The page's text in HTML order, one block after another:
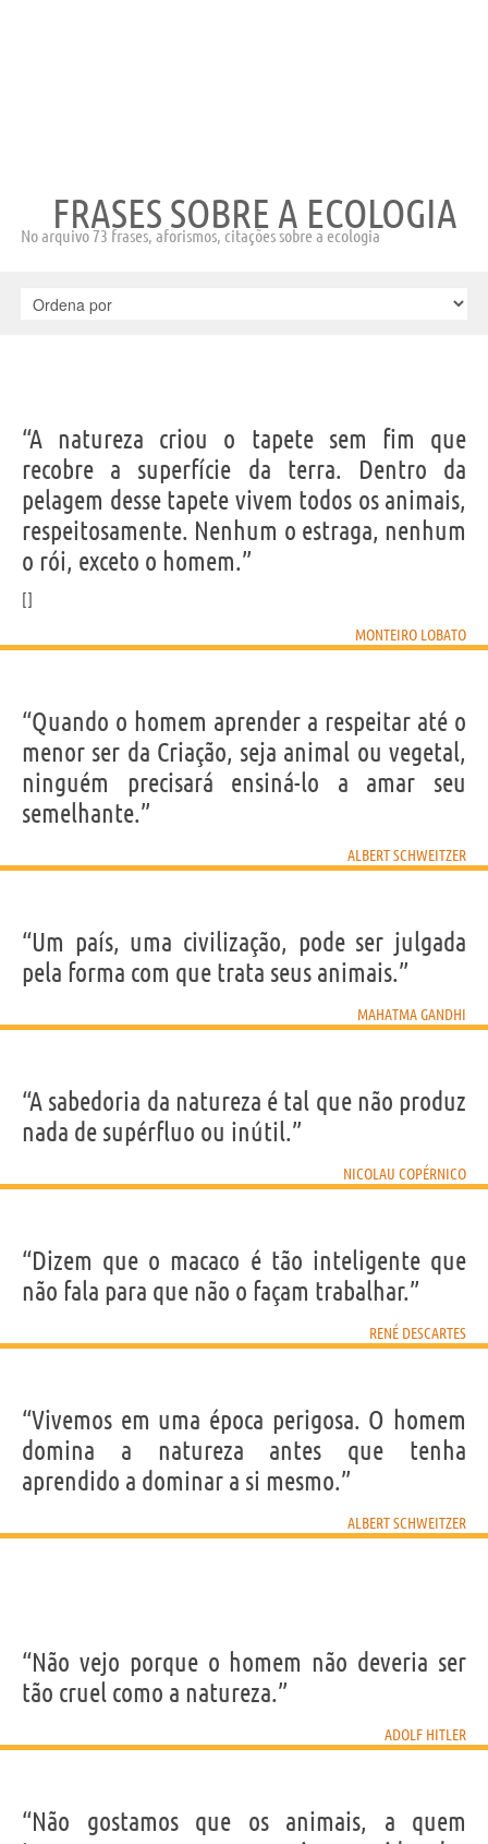
FRASES SOBRE A ECOLOGIA
No arquivo 73 frases, aforismos, citações sobre a ecologia
“A natureza criou o tapete sem fim que
recobre a superfície da terra. Dentro da
pelagem desse tapete vivem todos os animais,
respeitosamente. Nenhum o estraga, nenhum
o rói, exceto o homem.”
MONTEIRO LOBATO
“Quando o homem aprender a respeitar até o
menor ser da Criação, seja animal ou vegetal,
ninguém precisará ensiná-lo a amar seu
semelhante.”
ALBERT SCHWEITZER
“Um país, uma civilização, pode ser julgada
pela forma com que trata seus animais.”
MAHATMA GANDHI
“A sabedoria da natureza é tal que não produz
nada de supérfluo ou inútil.”
NICOLAU COPÉRNICO
“Dizem que o macaco é tão inteligente que
não fala para que não o façam trabalhar.”
RENÉ DESCARTES
“Vivemos em uma época perigosa. O homem
domina a natureza antes que tenha
aprendido a dominar a si mesmo.”
ALBERT SCHWEITZER
“Não vejo porque o homem não deveria ser
tão cruel como a natureza.”
ADOLF HITLER
“Não gostamos que os animais, a quem